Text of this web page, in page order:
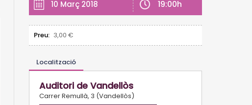
10 Març 2018 19:00h
Preu: 3,00 €
Localització
Auditori de Vandellòs
Carrer Remullà, 3 (Vandellòs)